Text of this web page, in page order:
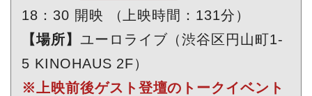
18：30 開映 （上映時間：131分）
【場所】 ユーロライブ（渋谷区円山町1-
5 KINOHAUS 2F）
※上映前後ゲスト登壇のトークイベント